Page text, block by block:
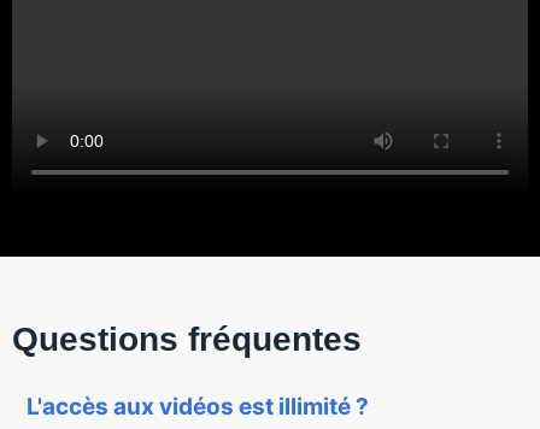
Questions fréquentes
L'accès aux vidéos est illimité ?